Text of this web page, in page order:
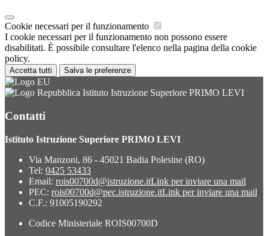
Cookie necessari per il funzionamento
I cookie necessari per il funzionamento non possono essere
disabilitati. È possibile consultare l'elenco nella pagina della cookie
policy.
Accetta tutti Salva le preferenze
Istituto Istruzione Superiore PRIMO LEVI
Contatti
Istituto Istruzione Superiore PRIMO LEVI
Via Manzoni, 86 - 45021 Badia Polesine (RO)
Tel: 0425 53433
Email: rois00700d@istruzione.itLink per inviare una mail
PEC: rois00700d@pec.istruzione.itLink per inviare una mail
C.F.: 91005190292
Codice Ministeriale ROIS00700D